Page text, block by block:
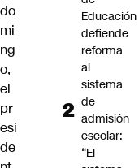
do
mi
ng
o,
el
pr
esi
de
Educación
defiende
reforma
al
sistema
de
admisión
escolar:
“El